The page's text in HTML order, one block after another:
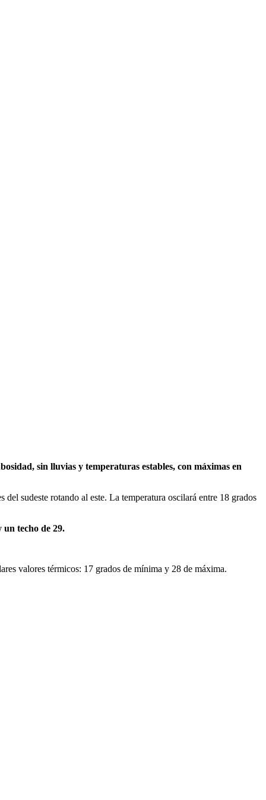
sin lluvias y temperaturas estables, con máximas en
sudeste rotando al este. La temperatura oscilará entre 18 grados
un techo de 29.
valores térmicos: 17 grados de mínima y 28 de máxima.